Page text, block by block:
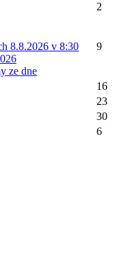
2
8.8.2026 v 8:30
ze dne
9
16
23
30
6